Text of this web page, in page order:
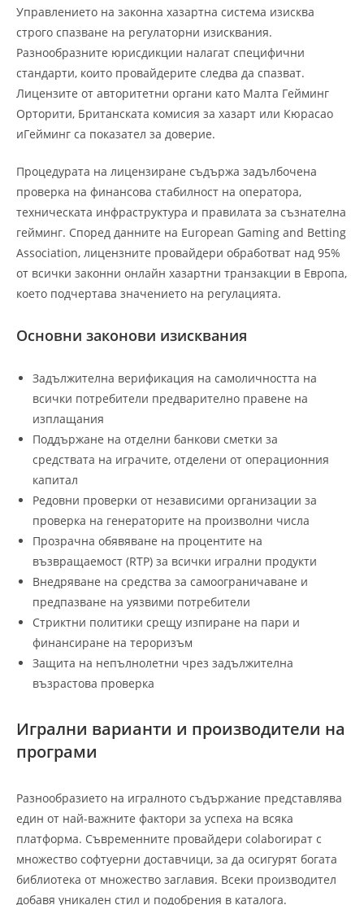
Управлението на законна хазартна система изисква
строго спазване на регулаторни изисквания.
Разнообразните юрисдикции налагат специфични
стандарти, които провайдерите следва да спазват.
Лицензите от авторитетни органи като Малта Гейминг
Орторити, Британската комисия за хазарт или Кюрасао
иГейминг са показател за доверие.
Процедурата на лицензиране съдържа задълбочена
проверка на финансова стабилност на оператора,
техническата инфраструктура и правилата за съзнателна
гейминг. Според данните на European Gaming and Betting
Association, лицензните провайдери обработват над 95%
от всички законни онлайн хазартни транзакции в Европа,
което подчертава значението на регулацията.
Основни законови изисквания
Задължителна верификация на самоличността на
всички потребители предварително правене на
изплащания
Поддържане на отделни банкови сметки за
средствата на играчите, отделени от операционния
капитал
Редовни проверки от независими организации за
проверка на генераторите на произволни числа
Прозрачна обявяване на процентите на
възвращаемост (RTP) за всички игрални продукти
Внедряване на средства за самоограничаване и
предпазване на уязвими потребители
Стриктни политики срещу изпиране на пари и
финансиране на тероризъм
Защита на непълнолетни чрез задължителна
възрастова проверка
Игрални варианти и производители на
програми
Разнообразието на игралното съдържание представлява
един от най-важните фактори за успеха на всяка
платформа. Съвременните провайдери colaborират с
множество софтуерни доставчици, за да осигурят богата
библиотека от множество заглавия. Всеки производител
добавя уникален стил и подобрения в каталога.